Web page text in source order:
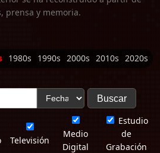
prensa y memoria.
1980s 1990s 2000s 2010s 2020s
Televisión
Medio
Digital
Estudio
de
Grabación